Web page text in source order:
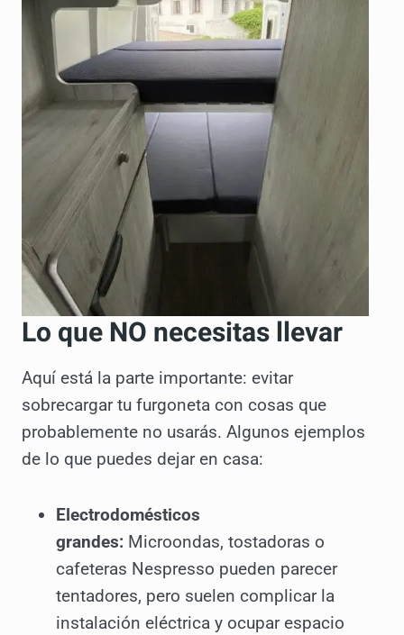
Lo que NO necesitas llevar
Aquí está la parte importante: evitar
sobrecargar tu furgoneta con cosas que
probablemente no usarás. Algunos ejemplos
de lo que puedes dejar en casa:
Electrodomésticos
grandes: Microondas, tostadoras o
cafeteras Nespresso pueden parecer
tentadores, pero suelen complicar la
instalación eléctrica y ocupar espacio